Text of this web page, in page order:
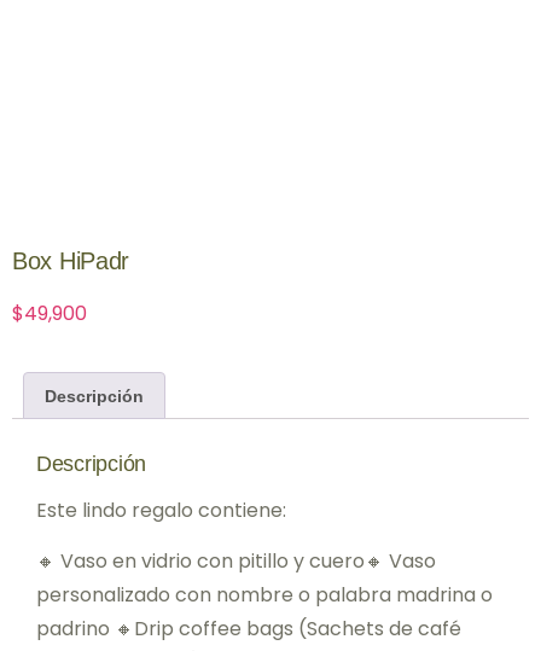
Box HiPadr
$49,900
Descripción
Descripción
Este lindo regalo contiene:
🔸 Vaso en vidrio con pitillo y cuero🔸 Vaso
personalizado con nombre o palabra madrina o
padrino 🔸Drip coffee bags (Sachets de café